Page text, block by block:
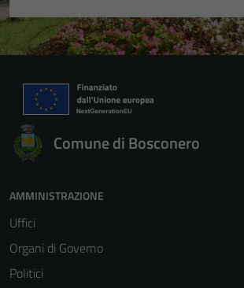
Comune di Bosconero
AMMINISTRAZIONE
Uffici
Organi di Governo
Politici